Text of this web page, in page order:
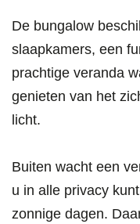
De bungalow
slaapkamers, een
prachtige veranda
genieten van het
licht.
Buiten wacht een
u in alle privacy
zonnige dagen.